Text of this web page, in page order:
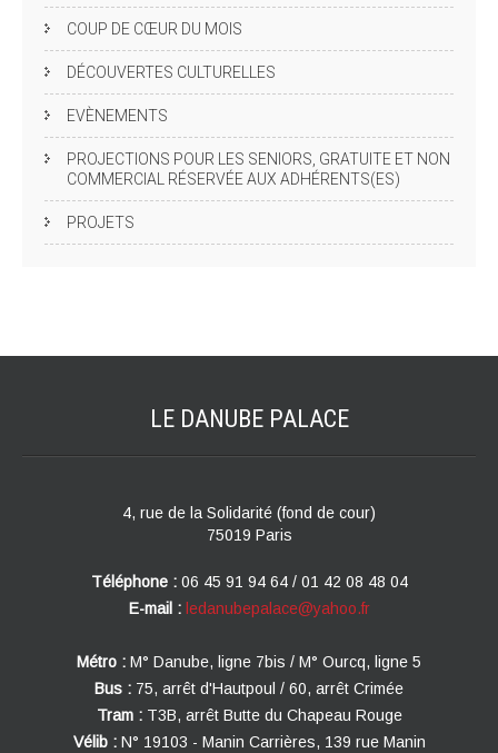
COUP DE CŒUR DU MOIS
DÉCOUVERTES CULTURELLES
EVÈNEMENTS
PROJECTIONS POUR LES SENIORS, GRATUITE ET NON
COMMERCIAL RÉSERVÉE AUX ADHÉRENTS(ES)
PROJETS
LE DANUBE PALACE
4, rue de la Solidarité (fond de cour)
75019 Paris
Téléphone : 06 45 91 94 64 / 01 42 08 48 04
E-mail : ledanubepalace@yahoo.fr
Métro : M° Danube, ligne 7bis / M° Ourcq, ligne 5
Bus : 75, arrêt d'Hautpoul / 60, arrêt Crimée
Tram : T3B, arrêt Butte du Chapeau Rouge
Vélib : N° 19103 - Manin Carrières, 139 rue Manin